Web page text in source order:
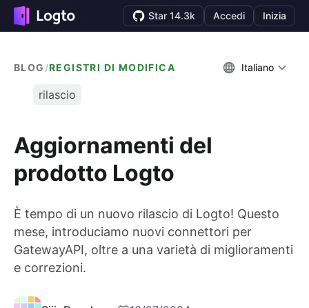
Star 14.3k Accedi Inizia
BLOG /REGISTRI DI MODIFICA Italiano
rilascio
Aggiornamenti del
prodotto Logto
È tempo di un nuovo rilascio di Logto! Questo
mese, introduciamo nuovi connettori per
GatewayAPI, oltre a una varietà di miglioramenti
e correzioni.